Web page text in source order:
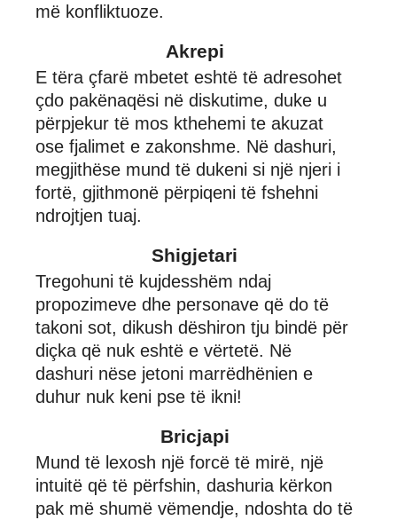
më konfliktuoze.
Akrepi
E tëra çfarë mbetet eshtë të adresohet
çdo pakënaqësi në diskutime, duke u
përpjekur të mos kthehemi te akuzat
ose fjalimet e zakonshme. Në dashuri,
megjithëse mund të dukeni si një njeri i
fortë, gjithmonë përpiqeni të fshehni
ndrojtjen tuaj.
Shigjetari
Tregohuni të kujdesshëm ndaj
propozimeve dhe personave që do të
takoni sot, dikush dëshiron tju bindë për
diçka që nuk eshtë e vërtetë. Në
dashuri nëse jetoni marrëdhënien e
duhur nuk keni pse të ikni!
Bricjapi
Mund të lexosh një forcë të mirë, një
intuitë që të përfshin, dashuria kërkon
pak më shumë vëmendje, ndoshta do të